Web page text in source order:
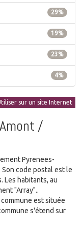
29%
19%
23%
4%
sur un site Internet
/
Pyrenees-
code postal est le
Les habitants, au
"Array"..
est située
s'étend sur